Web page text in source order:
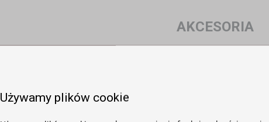
AKCESORIA
Używamy plików cookie